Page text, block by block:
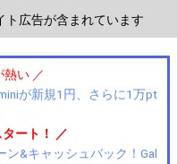
ト広告が含まれています
熱い ／
が新規1円、さらに1万pt
ート！ ／
&キャッシュバック！Gal